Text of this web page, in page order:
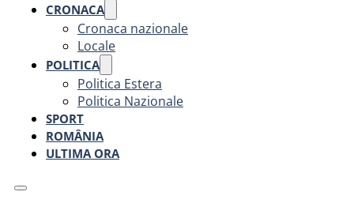
CRONACA
Cronaca nazionale
Locale
POLITICA
Politica Estera
Politica Nazionale
SPORT
ROMÂNIA
ULTIMA ORA